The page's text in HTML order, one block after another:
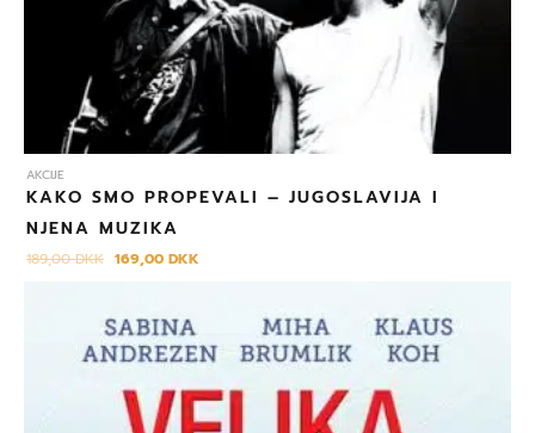
AKCIJE
KAKO SMO PROPEVALI – JUGOSLAVIJA I
NJENA MUZIKA
189,00DKK 169,00DKK
bila
je:
199,00 DKK.
179,00 DKK.